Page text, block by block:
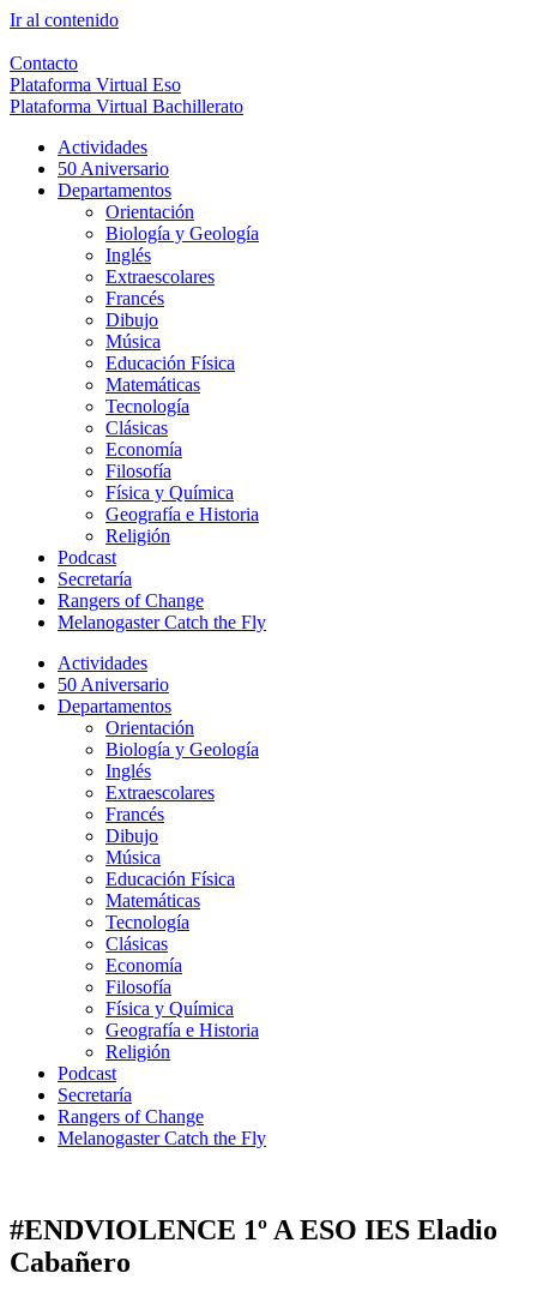
Ir al contenido
Contacto
Plataforma Virtual Eso
Plataforma Virtual Bachillerato
Actividades
50 Aniversario
Departamentos
Orientación
Biología y Geología
Inglés
Extraescolares
Francés
Dibujo
Música
Educación Física
Matemáticas
Tecnología
Clásicas
Economía
Filosofía
Física y Química
Geografía e Historia
Religión
Podcast
Secretaría
Rangers of Change
Melanogaster Catch the Fly
Actividades
50 Aniversario
Departamentos
Orientación
Biología y Geología
Inglés
Extraescolares
Francés
Dibujo
Música
Educación Física
Matemáticas
Tecnología
Clásicas
Economía
Filosofía
Física y Química
Geografía e Historia
Religión
Podcast
Secretaría
Rangers of Change
Melanogaster Catch the Fly
#ENDVIOLENCE 1º A ESO IES Eladio
Cabañero